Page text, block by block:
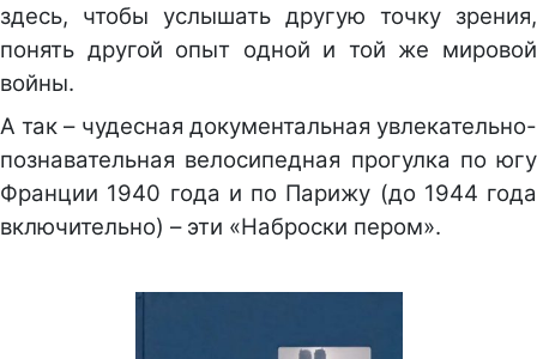
здесь, чтобы услышать другую точку зрения,
понять другой опыт одной и той же мировой
войны.
А так – чудесная документальная увлекательно-
познавательная велосипедная прогулка по югу
Франции 1940 года и по Парижу (до 1944 года
включительно) – эти «Наброски пером».